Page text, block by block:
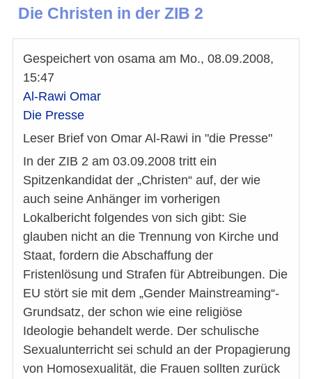
Die Christen in der ZIB 2
Gespeichert von osama am Mo., 08.09.2008,
15:47
Al-Rawi Omar
Die Presse
Leser Brief von Omar Al-Rawi in "die Presse"
In der ZIB 2 am 03.09.2008 tritt ein
Spitzenkandidat der „Christen“ auf, der wie
auch seine Anhänger im vorherigen
Lokalbericht folgendes von sich gibt: Sie
glauben nicht an die Trennung von Kirche und
Staat, fordern die Abschaffung der
Fristenlösung und Strafen für Abtreibungen. Die
EU stört sie mit dem „Gender Mainstreaming“-
Grundsatz, der schon wie eine religiöse
Ideologie behandelt werde. Der schulische
Sexualunterricht sei schuld an der Propagierung
von Homosexualität, die Frauen sollten zurück